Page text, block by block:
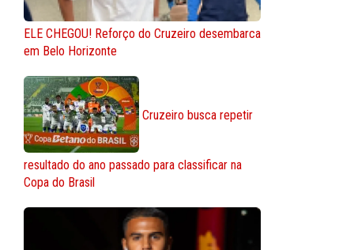
ELE CHEGOU! Reforço do Cruzeiro desembarca
em Belo Horizonte
Cruzeiro busca repetir
resultado do ano passado para classificar na
Copa do Brasil